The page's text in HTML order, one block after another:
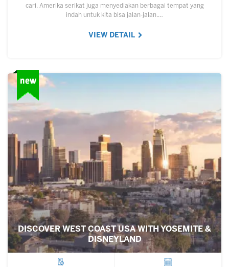
cari. Amerika serikat juga menyediakan berbagai tempat yang
indah untuk kita bisa jalan-jalan.…
VIEW DETAIL
DISCOVER WEST COAST USA WITH YOSEMITE &
DISNEYLAND